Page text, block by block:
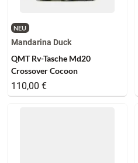
NEU
Mandarina Duck
QMT Rv-Tasche Md20
Crossover Cocoon
110,00 €